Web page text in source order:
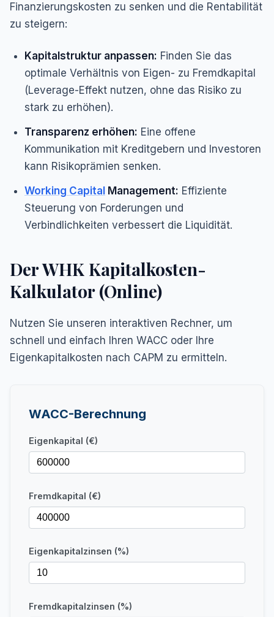
Finanzierungskosten zu senken und die Rentabilität
zu steigern:
Kapitalstruktur anpassen: Finden Sie das
optimale Verhältnis von Eigen- zu Fremdkapital
(Leverage-Effekt nutzen, ohne das Risiko zu
stark zu erhöhen).
Transparenz erhöhen: Eine offene
Kommunikation mit Kreditgebern und Investoren
kann Risikoprämien senken.
Working Capital Management: Effiziente
Steuerung von Forderungen und
Verbindlichkeiten verbessert die Liquidität.
Der WHK Kapitalkosten-
Kalkulator (Online)
Nutzen Sie unseren interaktiven Rechner, um
schnell und einfach Ihren WACC oder Ihre
Eigenkapitalkosten nach CAPM zu ermitteln.
WACC-Berechnung
Eigenkapital (€)
Fremdkapital (€)
Eigenkapitalzinsen (%)
Fremdkapitalzinsen (%)